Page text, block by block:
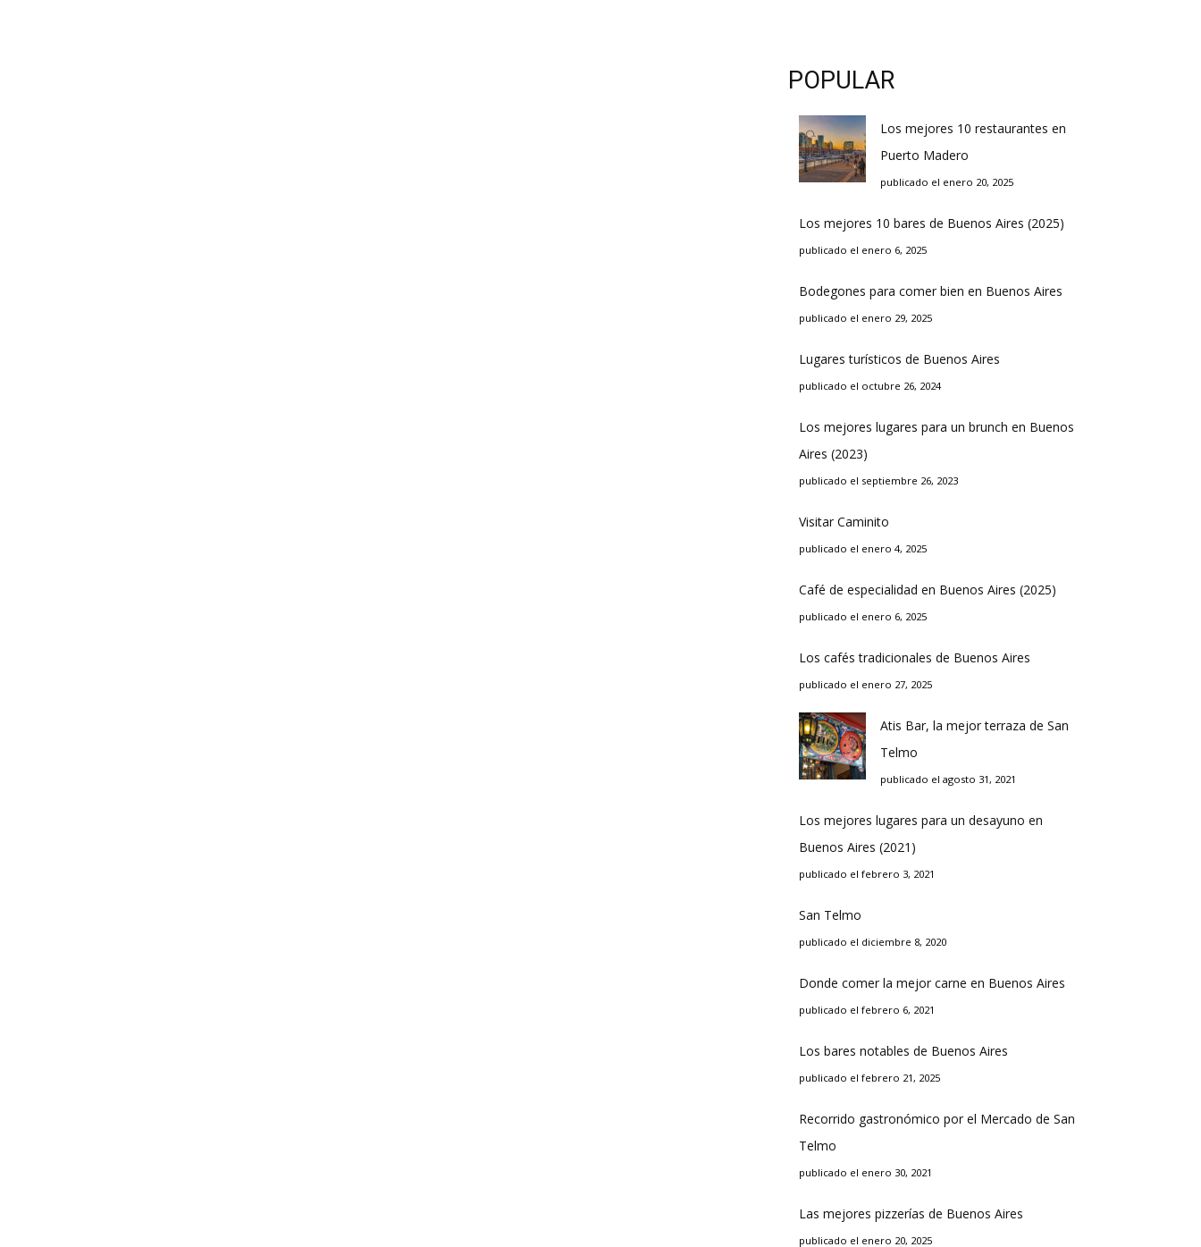
POPULAR
Los mejores 10 restaurantes en
Puerto Madero
publicado el enero 20, 2025
Los mejores 10 bares de Buenos Aires (2025)
publicado el enero 6, 2025
Bodegones para comer bien en Buenos Aires
publicado el enero 29, 2025
Lugares turísticos de Buenos Aires
publicado el octubre 26, 2024
Los mejores lugares para un brunch en Buenos
Aires (2023)
publicado el septiembre 26, 2023
Visitar Caminito
publicado el enero 4, 2025
Café de especialidad en Buenos Aires (2025)
publicado el enero 6, 2025
Los cafés tradicionales de Buenos Aires
publicado el enero 27, 2025
Atis Bar, la mejor terraza de San
Telmo
publicado el agosto 31, 2021
Los mejores lugares para un desayuno en
Buenos Aires (2021)
publicado el febrero 3, 2021
San Telmo
publicado el diciembre 8, 2020
Donde comer la mejor carne en Buenos Aires
publicado el febrero 6, 2021
Los bares notables de Buenos Aires
publicado el febrero 21, 2025
Recorrido gastronómico por el Mercado de San
Telmo
publicado el enero 30, 2021
Las mejores pizzerías de Buenos Aires
publicado el enero 20, 2025